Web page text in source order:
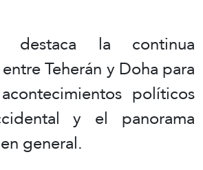
destaca la continua
Teherán y Doha para
políticos
y el panorama
general.